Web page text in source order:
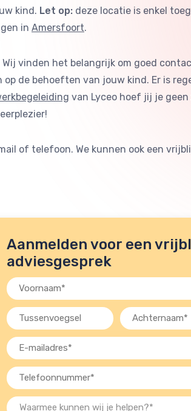
kind. Let op: deze locatie is enkel
in Amersfoort.
vinden het belangrijk om goed
de behoeften van jouw kind. Er is
van Lyceo hoef jij je
of telefoon. We kunnen ook een
Aanmelden voor een
adviesgesprek
Voornaam
(Vereist)
Tussenvoegsel Achternaam
(Vereist)
E-
mailadres
(Vereist)
Telefoon
(Vereist)
Waarmee